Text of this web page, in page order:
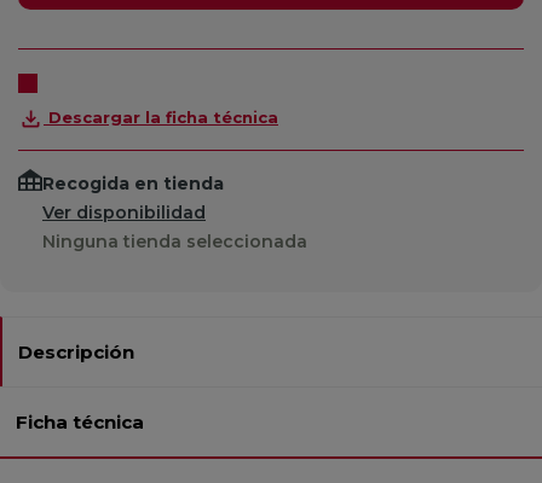
Descargar la ficha técnica
Recogida en tienda
Ver disponibilidad
Ninguna tienda seleccionada
Descripción
Ficha técnica